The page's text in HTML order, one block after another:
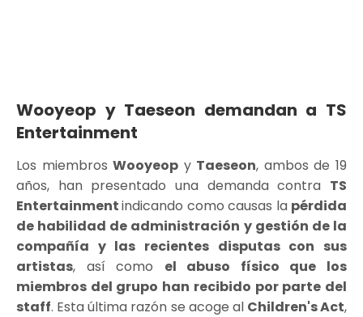
Wooyeop y Taeseon demandan a TS
Entertainment
Los miembrosWooyeop y Taeseon, ambos de 19
años, han presentado una demanda contra TS
Entertainmentindicando como causas la pérdida
de habilidad de administración y gestión de la
compañía y las recientes disputas con sus
artistas, así como el abuso físico que los
miembros del grupo han recibido por parte del
staff. Esta última razón se acoge al Children's Act,